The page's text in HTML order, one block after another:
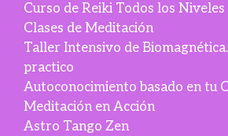
Curso de Reiki Todos los Niveles
Clases de Meditación
Taller Intensivo de
practico
Autoconocimiento basado en tu
Meditación en Acción
Astro Tango Zen